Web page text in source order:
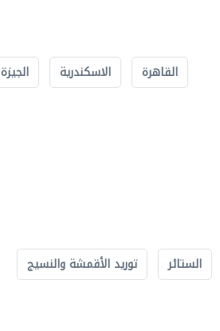
القاهرة الاسكندرية الجيزة
الستائر
توريد الأقمشة والنسيج